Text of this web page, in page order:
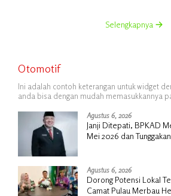
Selengkapnya
Otomotif
Ini adalah contoh keterangan untuk widget
anda bisa dengan mudah memasukkannya
Agustus 6, 2026
Janji Ditepati, BPKAD
Mei 2026 dan
Agustus 6, 2026
Dorong Potensi Lokal
Camat Pulau Merbau